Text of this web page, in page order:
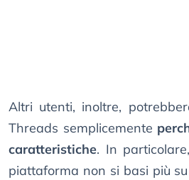
Altri utenti, inoltre,
Threads semplicemente
caratteristiche. In
piattaforma non si basi più